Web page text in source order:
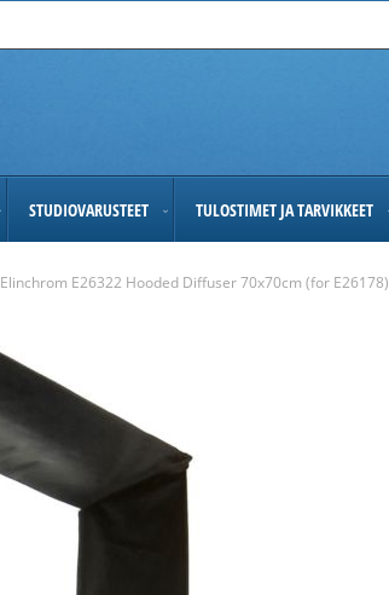
STUDIOVARUSTEET TULOSTIMET JA TARVIKKEET
Elinchrom E26322 Hooded Diffuser 70x70cm (for E26178)